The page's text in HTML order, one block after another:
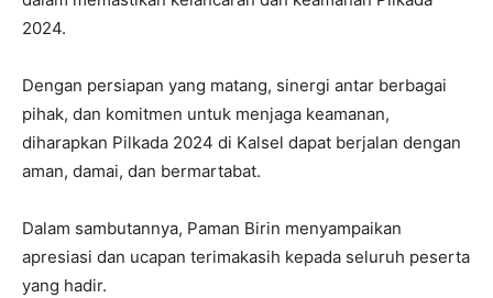
2024.
Dengan persiapan yang matang, sinergi antar berbagai
pihak, dan komitmen untuk menjaga keamanan,
diharapkan Pilkada 2024 di Kalsel dapat berjalan dengan
aman, damai, dan bermartabat.
Dalam sambutannya, Paman Birin menyampaikan
apresiasi dan ucapan terimakasih kepada seluruh peserta
yang hadir.